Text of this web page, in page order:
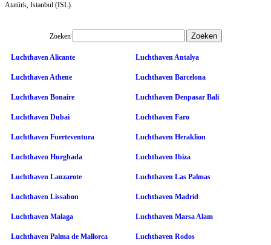
Atatürk, Istanbul (ISL).
Zoeken
Luchthaven Alicante Luchthaven Antalya
Luchthaven Athene Luchthaven Barcelona
Luchthaven Bonaire Luchthaven Denpasar Bali
Luchthaven Dubai Luchthaven Faro
Luchthaven Fuerteventura Luchthaven Heraklion
Luchthaven Hurghada Luchthaven Ibiza
Luchthaven Lanzarote Luchthaven Las Palmas
Luchthaven Lissabon Luchthaven Madrid
Luchthaven Malaga Luchthaven Marsa Alam
Luchthaven Palma de Mallorca Luchthaven Rodos